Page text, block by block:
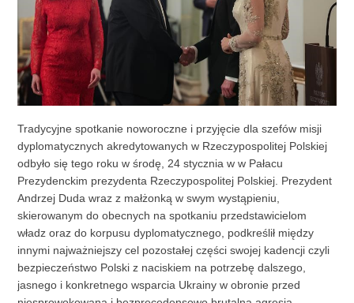
Tradycyjne spotkanie noworoczne i przyjęcie dla szefów misji
dyplomatycznych akredytowanych w Rzeczypospolitej Polskiej
odbyło się tego roku w środę, 24 stycznia w w Pałacu
Prezydenckim prezydenta Rzeczypospolitej Polskiej. Prezydent
Andrzej Duda wraz z małżonką w swym wystąpieniu,
skierowanym do obecnych na spotkaniu przedstawicielom
władz oraz do korpusu dyplomatycznego, podkreślił między
innymi najważniejszy cel pozostałej części swojej kadencji czyli
bezpieczeństwo Polski z naciskiem na potrzebę dalszego,
jasnego i konkretnego wsparcia Ukrainy w obronie przed